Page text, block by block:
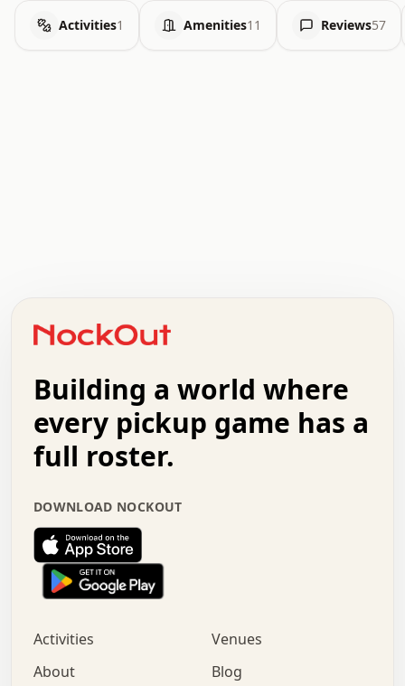
Activities1 Amenities11 Reviews57
+   .   .   .   .   .   .   .   .   .   +   .   .
.   .   .   .   .   .   .   .   .   .   .   :   .
.   .   .   .   +   .   .   .   .   .   .   .   +
.   :   .   .   .   .   .   .   .   .   o   .   .
.   .   x   .   .   .   .   .   .   :   .   .   o
.   .   .   .   :   .   .   .   .   o   .   .   .
.   .   .   .   .   .   .   :   .   .   .   .   .
.   .   .   .   .   .   .   +   .   .   x   .   .
.   .   .   .   .   :   +   .   .   .   .   .   o
.   .   .   .   .   .   .   .   .   .   .   .   .
.   .   :   o   .   .   .   .   .   .   .   +   .
.   o   .   .   .   .   x   .   .   .   .   .   .
+   .   o   .   .   .   .   o   .   .   .   .
.   +   .   .   .   .   .   .   .   .   :   .   x
Building a world where
every pickup game has a
full roster.
DOWNLOAD NOCKOUT
Activities
Venues
About
Blog